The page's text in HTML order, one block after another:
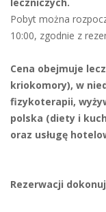
Pobyt można
10:00, zgodnie z
Cena obejmuje
kriokomory), w
fizykoterapii,
polska (diety i
oraz usługę
Rezerwacji